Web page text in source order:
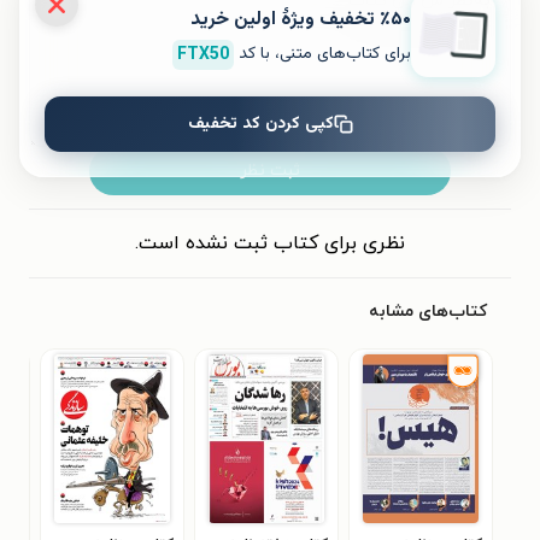
ثبت نظر
نظری برای کتاب ثبت نشده است.
کتاب‌های مشابه
٪۵۰ تخفیف ویژۀ اولین خرید
برای کتاب‌های متنی، با کد FTX50
کپی کردن کد تخفیف